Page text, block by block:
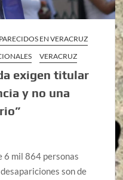
EN VERACRUZ
VERACRUZ
exigen titular
y no una
6 mil 864 personas
son de